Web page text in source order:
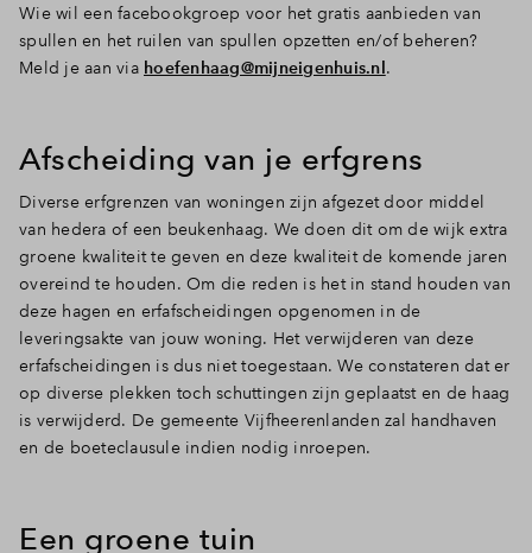
Wie wil een facebookgroep voor het gratis aanbieden van
spullen en het ruilen van spullen opzetten en/of beheren?
Meld je aan via hoefenhaag@mijneigenhuis.nl.
Afscheiding van je erfgrens
Diverse erfgrenzen van woningen zijn afgezet door middel
van hedera of een beukenhaag. We doen dit om de wijk extra
groene kwaliteit te geven en deze kwaliteit de komende jaren
overeind te houden. Om die reden is het in stand houden van
deze hagen en erfafscheidingen opgenomen in de
leveringsakte van jouw woning. Het verwijderen van deze
erfafscheidingen is dus niet toegestaan. We constateren dat er
op diverse plekken toch schuttingen zijn geplaatst en de haag
is verwijderd. De gemeente Vijfheerenlanden zal handhaven
en de boeteclausule indien nodig inroepen.
Een groene tuin